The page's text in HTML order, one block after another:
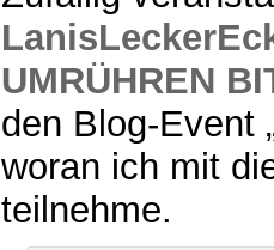
UMRÜHREN
den Blog-Event
woran ich mit
teilnehme.